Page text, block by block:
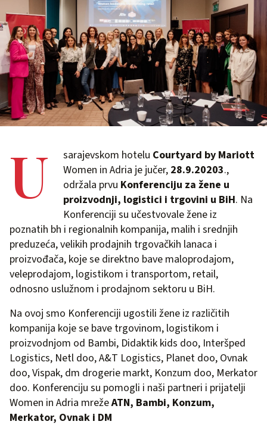
U sarajevskom hotelu Courtyard by Mariott
Women in Adria je jučer, 28.9.20203.,
održala prvu Konferenciju za žene u
proizvodnji, logistici i trgovini u BiH. Na
Konferenciji su učestvovale žene iz
poznatih bh i regionalnih kompanija, malih i srednjih
preduzeća, velikih prodajnih trgovačkih lanaca i
proizvođača, koje se direktno bave maloprodajom,
veleprodajom, logistikom i transportom, retail,
odnosno uslužnom i prodajnom sektoru u BiH.
Na ovoj smo Konferenciji ugostili žene iz različitih
kompanija koje se bave trgovinom, logistikom i
proizvodnjom od Bambi, Didaktik kids doo, Interšped
Logistics, Netl doo, A&T Logistics, Planet doo, Ovnak
doo, Vispak, dm drogerie markt, Konzum doo, Merkator
doo. Konferenciju su pomogli i naši partneri i prijatelji
Women in Adria mrežeATN, Bambi, Konzum,
Merkator, Ovnak i DM